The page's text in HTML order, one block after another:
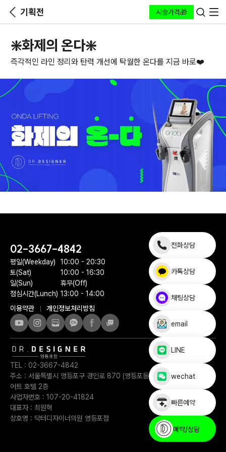
기획전 시술가격🎁
❇️화제의 온다❇️
즉각적인 라인 정리와 탄력 개선에 탁월한 온다를 지금 바로❤️
02-3667-4842
평일(Weekday)
10:00 - 20:30
토(Sat)
10:00 - 16:30
일(Sun)
휴무(Off)
점심시간(Lunch) 13:00 - 14:00
이용약관
개인정보처리방침
TEL : 02-3667-4842
주소 : 서울특별시 영등포구 경인로 870 (영등포동1가) 페어필드 바이 메리
어트 호텔 2층
사업자번호 : 107-20-41824
대표자 : 최원혁
상호명 : 닥터디자이너의원 영등포점
전화상담
카톡상담
채팅상담
email
LINE
wechat
빠른예약
예약/상담